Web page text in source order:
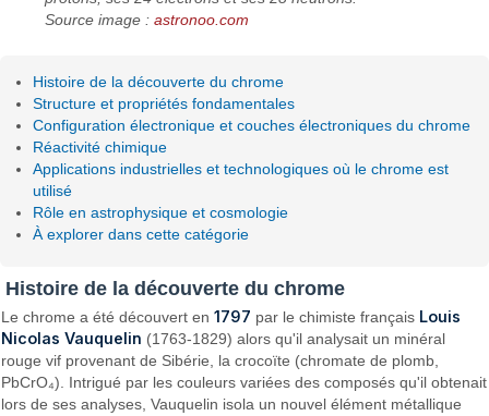
Source image :astronoo.com
Histoire de la découverte du chrome
Structure et propriétés fondamentales
Configuration électronique et couches électroniques du chrome
Réactivité chimique
Applications industrielles et technologiques où le chrome est
utilisé
Rôle en astrophysique et cosmologie
À explorer dans cette catégorie
Histoire de la découverte du chrome
Le chrome a été découvert en1797 par le chimiste français Louis
Nicolas Vauquelin (1763-1829) alors qu'il analysait un minéral
rouge vif provenant de Sibérie, la crocoïte (chromate de plomb,
PbCrO₄). Intrigué par les couleurs variées des composés qu'il obtenait
lors de ses analyses, Vauquelin isola un nouvel élément métallique